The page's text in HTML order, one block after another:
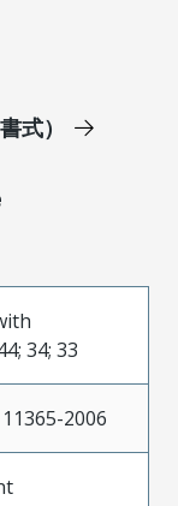
式）
34; 33
2006